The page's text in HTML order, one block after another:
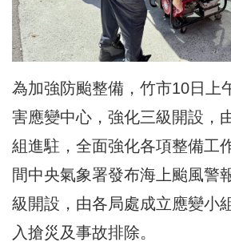
為加強防颱整備，竹市10日上
害應變中心，強化三級開設，
組進駐，全面強化各項整備工
間中央氣象署發布海上颱風警
級開設，由各局處成立應變小
入搶災及事故排除。